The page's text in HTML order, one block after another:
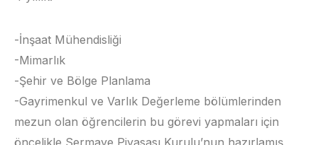
-İnşaat Mühendisliği
-Mimarlık
-Şehir ve Bölge Planlama
-Gayrimenkul ve Varlık Değerleme bölümlerinden
mezun olan öğrencilerin bu görevi yapmaları için
öncelikle Sermaye Piyasası Kurulu’nun hazırlamış